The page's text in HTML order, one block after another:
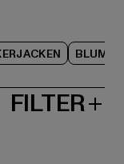
FILTER